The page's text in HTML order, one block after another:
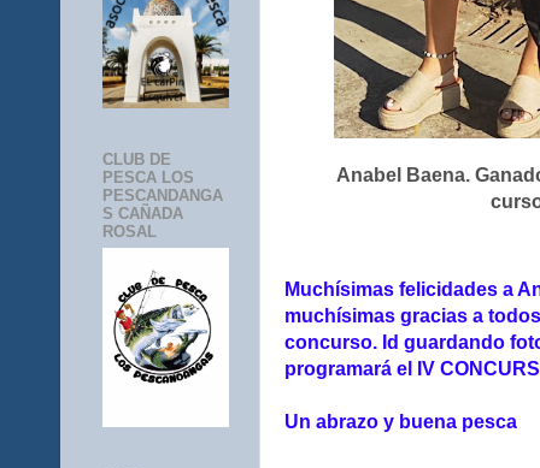
Anabel Baena.
Muchísimas felicidades a
muchísimas gracias a
concurso. Id guardando
programará el IV
Un abrazo y buena pesca
CLUB DE
PESCA LOS
PESCANDANGA
S CAÑADA
ROSAL